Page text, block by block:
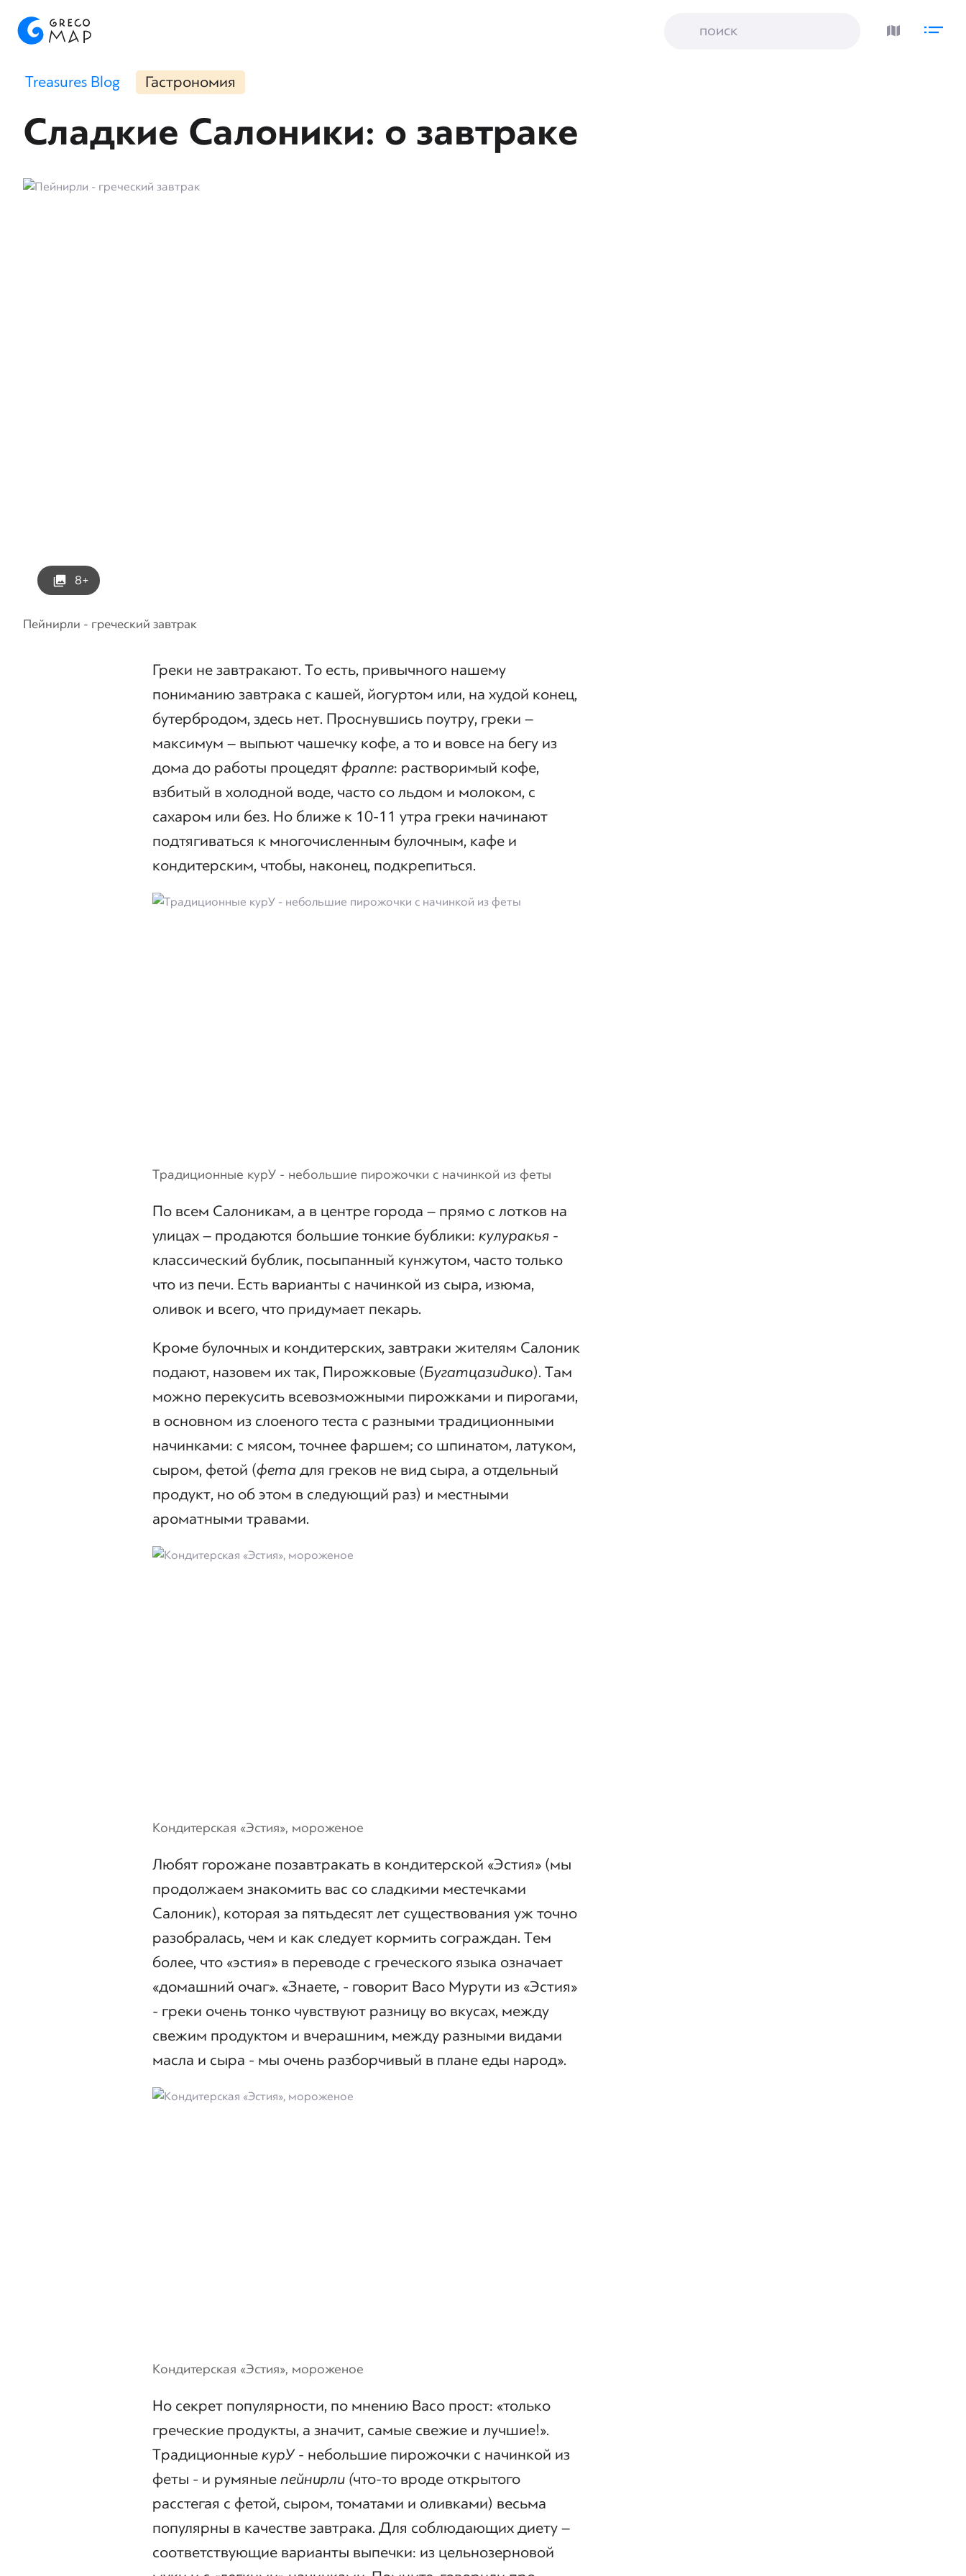
Treasures Blog Гастрономия
Сладкие Салоники: о завтраке
8+
Пейнирли - греческий завтрак
Греки не завтракают. То есть, привычного нашему
пониманию завтрака с кашей, йогуртом или, на худой конец,
бутербродом, здесь нет. Проснувшись поутру, греки –
максимум – выпьют чашечку кофе, а то и вовсе на бегу из
дома до работы процедятфраппе: растворимый кофе,
взбитый в холодной воде, часто со льдом и молоком, с
сахаром или без. Но ближе к 10-11 утра греки начинают
подтягиваться к многочисленным булочным, кафе и
кондитерским, чтобы, наконец, подкрепиться.
Традиционные курУ - небольшие пирожочки с начинкой из феты
По всем Салоникам, а в центре города – прямо с лотков на
улицах – продаются большие тонкие бублики: кулуракья -
классический бублик, посыпанный кунжутом, часто только
что из печи. Есть варианты с начинкой из сыра, изюма,
оливок и всего, что придумает пекарь.
Кроме булочных и кондитерских, завтраки жителям Салоник
подают, назовем их так, Пирожковые (Бугатцазидико). Там
можно перекусить всевозможными пирожками и пирогами,
в основном из слоеного теста с разными традиционными
начинками: с мясом, точнее фаршем; со шпинатом, латуком,
сыром, фетой (фета для греков не вид сыра, а отдельный
продукт, но об этом в следующий раз) и местными
ароматными травами.
Кондитерская «Эстия», мороженое
Любят горожане позавтракать в кондитерской «Эстия» (мы
продолжаем знакомить вас со сладкими местечками
Салоник), которая за пятьдесят лет существования уж точно
разобралась, чем и как следует кормить сограждан. Тем
более, что «эстия» в переводе с греческого языка означает
«домашний очаг». «Знаете, - говорит Васо Мурути из «Эстия»
- греки очень тонко чувствуют разницу во вкусах, между
свежим продуктом и вчерашним, между разными видами
масла и сыра - мы очень разборчивый в плане еды народ».
Кондитерская «Эстия», мороженое
Но секрет популярности, по мнению Васо прост: «только
греческие продукты, а значит, самые свежие и лучшие!».
ТрадиционныекурУ- небольшие пирожочки с начинкой из
феты - и румяныепейнирли (что-то вроде открытого
расстегая с фетой, сыром, томатами и оливками) весьма
популярны в качестве завтрака. Для соблюдающих диету –
соответствующие варианты выпечки: из цельнозерновой